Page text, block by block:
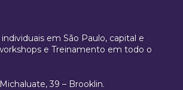
em São Paulo, capital e
e Treinamento em todo o
39 – Brooklin.